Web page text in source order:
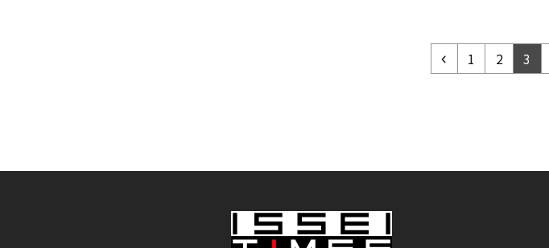
へ
ペ
ー
1 ペ
ー
2 ペ
ー
3